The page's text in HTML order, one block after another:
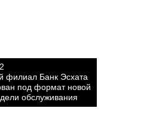
филиал Банк Эсхата
под формат новой
обслуживания